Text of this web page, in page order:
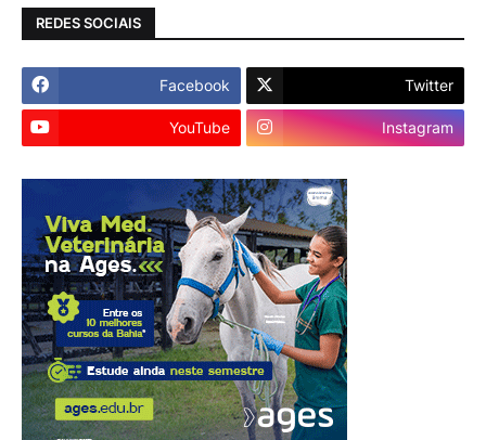
REDES SOCIAIS
Facebook Twitter
YouTube Instagram